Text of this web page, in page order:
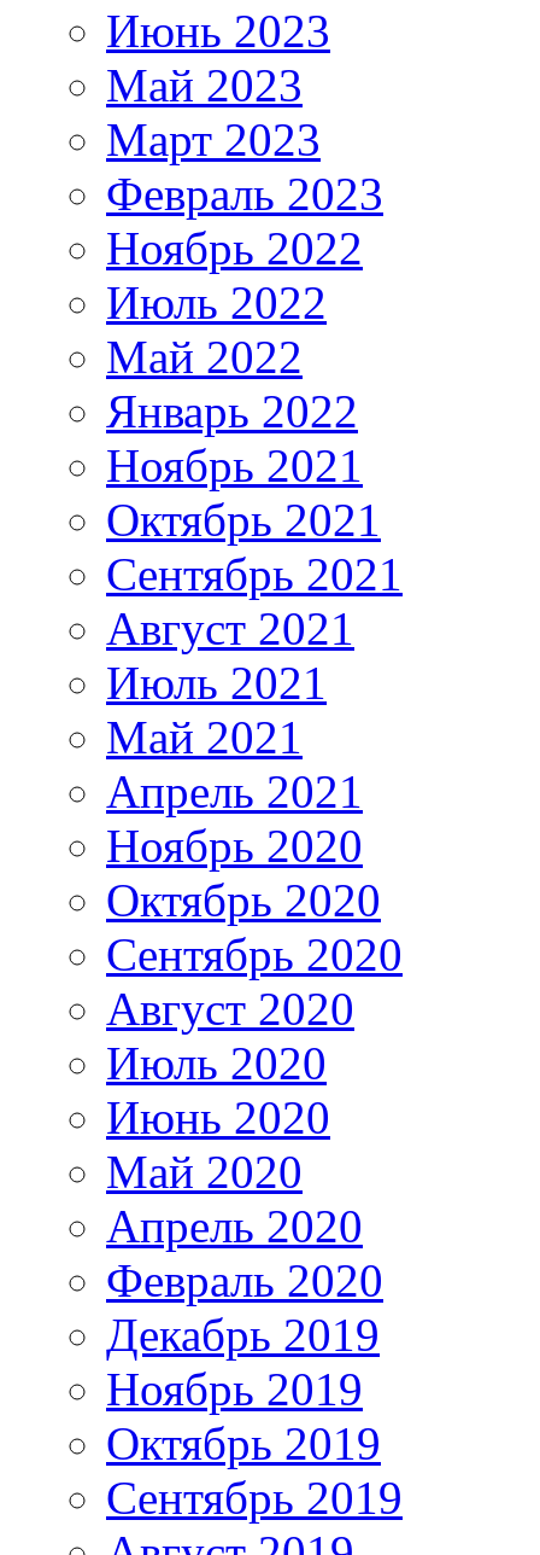
Июнь 2023
Май 2023
Март 2023
Февраль 2023
Ноябрь 2022
Июль 2022
Май 2022
Январь 2022
Ноябрь 2021
Октябрь 2021
Сентябрь 2021
Август 2021
Июль 2021
Май 2021
Апрель 2021
Ноябрь 2020
Октябрь 2020
Сентябрь 2020
Август 2020
Июль 2020
Июнь 2020
Май 2020
Апрель 2020
Февраль 2020
Декабрь 2019
Ноябрь 2019
Октябрь 2019
Сентябрь 2019